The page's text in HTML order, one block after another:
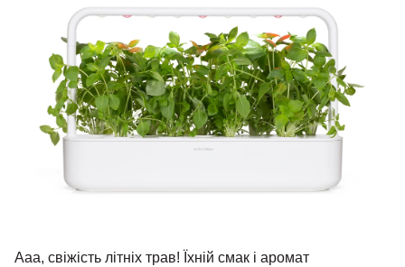
Ааа, свіжість літніх трав! Їхній смак і аромат